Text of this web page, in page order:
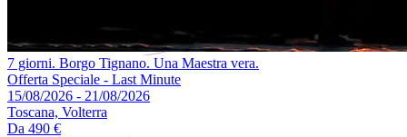
7 giorni. Borgo Tignano. Una Maestra vera.
Offerta Speciale - Last Minute
15/08/2026 - 21/08/2026
Toscana, Volterra
Da 490 €